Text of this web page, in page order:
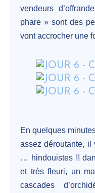
vendeurs
phare » sont des
vont accrocher une
En quelques
assez déroutante,
… hindouistes !!
et très fleuri, un
cascades